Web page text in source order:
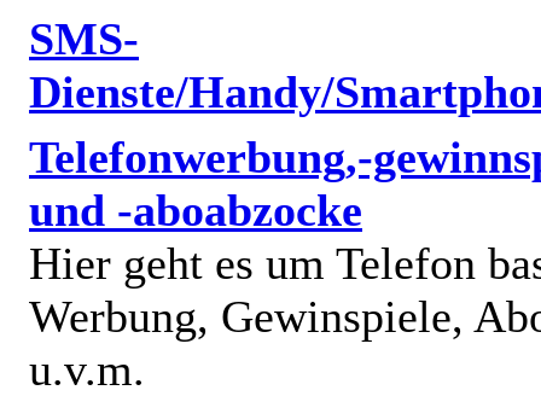
SMS-
Dienste/Handy/
Telefonwerbung,-
und -aboabzocke
Hier geht es um Telefon
Werbung, Gewinspiele,
u.v.m.